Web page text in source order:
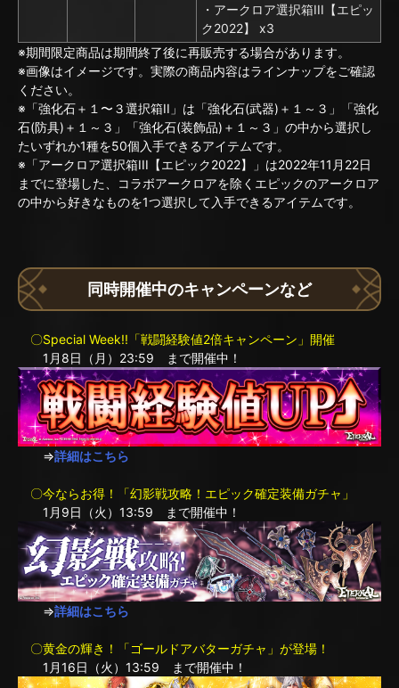
・アークロア選択箱III【エピッ
ク2022】 x3
※期間限定商品は期間終了後に再販売する場合があります。
※画像はイメージです。実際の商品内容はラインナップをご確認
ください。
※「強化石＋１〜３選択箱II」は「強化石(武器)＋１～３」「強化
石(防具)＋１～３」「強化石(装飾品)＋１～３」の中から選択し
たいずれか1種を50個入手できるアイテムです。
※「アークロア選択箱III【エピック2022】」は2022年11月22日
までに登場した、コラボアークロアを除くエピックのアークロア
の中から好きなものを1つ選択して入手できるアイテムです。
同時開催中のキャンペーンなど
〇Special Week!!「戦闘経験値2倍キャンペーン」開催
1月8日（月）23:59 まで開催中！
⇒詳細はこちら
〇今ならお得！「幻影戦攻略！エピック確定装備ガチャ」
1月9日（火）13:59 まで開催中！
⇒詳細はこちら
〇黄金の輝き！「ゴールドアバターガチャ」が登場！
1月16日（火）13:59 まで開催中！